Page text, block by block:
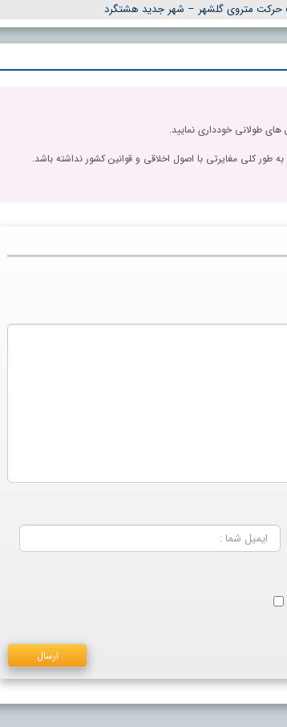
متروی گلشهر – شهر جدید هشتگرد
های طولانی خودداری نمایید.
طور کلی مغایرتی با اصول اخلاقی و قوانین کشور نداشته باشد.